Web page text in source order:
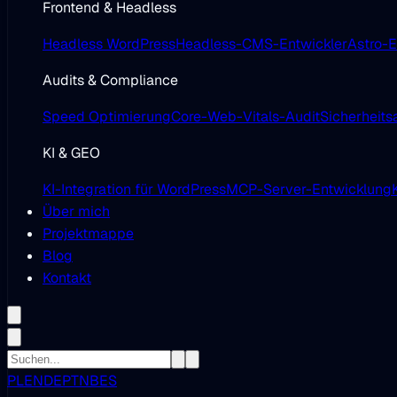
Frontend & Headless
Headless WordPressHeadless-CMS-EntwicklerAstro-
Audits & Compliance
Speed OptimierungCore-Web-Vitals-Audit
KI & GEO
KI-Integration für WordPressMCP-Server-Entwicklung
Über mich
Projektmappe
Blog
Kontakt
PLENDEPTNBES